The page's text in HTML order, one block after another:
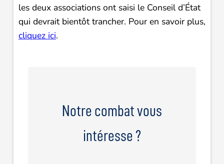
les deux associations ont saisi le Conseil d’État
qui devrait bientôt trancher. Pour en savoir plus,
cliquez ici.
Notre combat vous
intéresse ?